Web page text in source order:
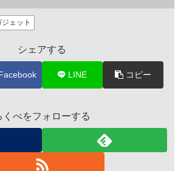
ジェット
シェアする
LINE コピー
くべをフォローする